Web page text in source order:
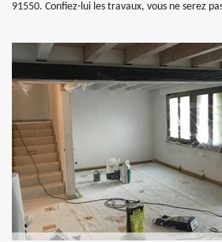
91550. Confiez-lui les travaux, vous ne serez